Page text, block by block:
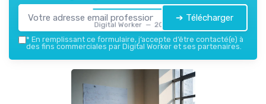
Digital Worker — 2026
➔ Télécharger
* En remplissant ce formulaire, j’accepte d’être contacté(e) à
des fins commerciales par Digital Worker et ses partenaires.